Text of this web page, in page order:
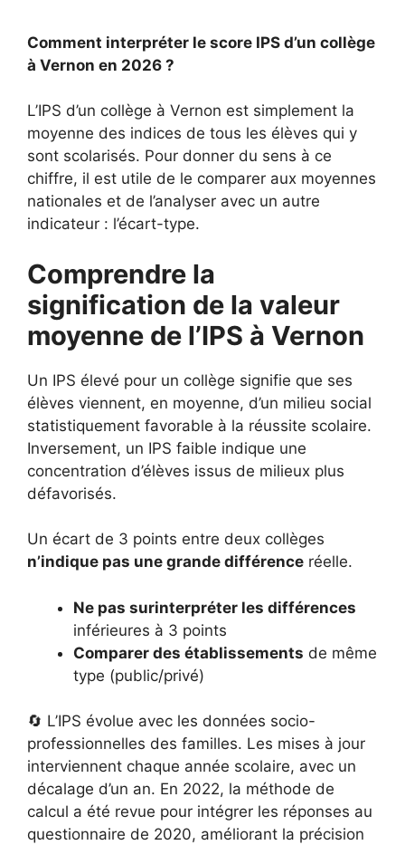
Comment interpréter le score IPS d’un collège
à Vernon en 2026 ?
L’IPS d’un collège à Vernon est simplement la
moyenne des indices de tous les élèves qui y
sont scolarisés. Pour donner du sens à ce
chiffre, il est utile de le comparer aux moyennes
nationales et de l’analyser avec un autre
indicateur : l’écart-type.
Comprendre la
signification de la valeur
moyenne de l’IPS à Vernon
Un IPS élevé pour un collège signifie que ses
élèves viennent, en moyenne, d’un milieu social
statistiquement favorable à la réussite scolaire.
Inversement, un IPS faible indique une
concentration d’élèves issus de milieux plus
défavorisés.
Un écart de 3 points entre deux collèges
n’indique pas une grande différence réelle.
Ne pas surinterpréter les différences
inférieures à 3 points
Comparer des établissements de même
type (public/privé)
🔄 L’IPS évolue avec les données socio-
professionnelles des familles. Les mises à jour
interviennent chaque année scolaire, avec un
décalage d’un an. En 2022, la méthode de
calcul a été revue pour intégrer les réponses au
questionnaire de 2020, améliorant la précision